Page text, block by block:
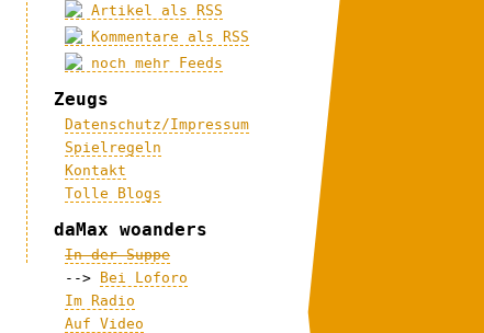
Artikel als RSS
Kommentare als RSS
noch mehr Feeds
Zeugs
Datenschutz/Impressum
Spielregeln
Kontakt
Tolle Blogs
daMax woanders
In der Suppe
-->
Bei Loforo
Im Radio
Auf Video